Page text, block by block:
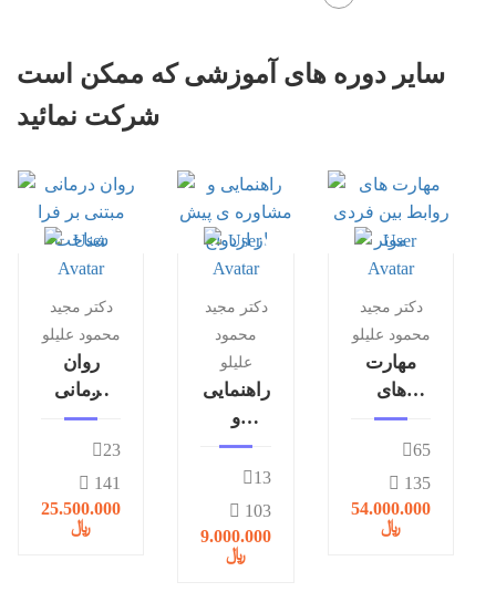
سایر دوره های آموزشی که ممکن است
شرکت نمائید
دکتر مجید
محمود علیلو
روان
درمانی
مبتنی بر
شناخت
23
141
25.500.000
﷼
دکتر مجید
محمود
علیلو
راهنمایی
و
مشاوره
ی پیش
از ازدواج
13
103
9.000.000
﷼
دکتر مجید
محمود علیلو
مهارت
های
روابط بین
فردی
موثر
65
135
54.000.000
﷼